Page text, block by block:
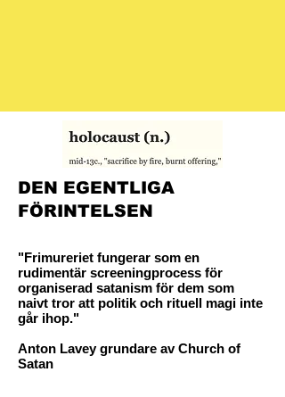
DEN EGENTLIGA
FÖRINTELSEN
"Frimureriet fungerar som en
rudimentär screeningprocess för
organiserad satanism för dem som
naivt tror att politik och rituell magi inte
går ihop."
Anton Lavey grundare av Church of
Satan